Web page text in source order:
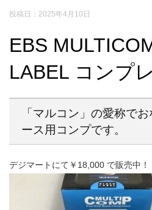
投稿日：2025年4月10日
EBS
LABEL コンプ
「マルコン」の愛称で
ース用コンプです。
デジマートにて￥18,000 で販売中！